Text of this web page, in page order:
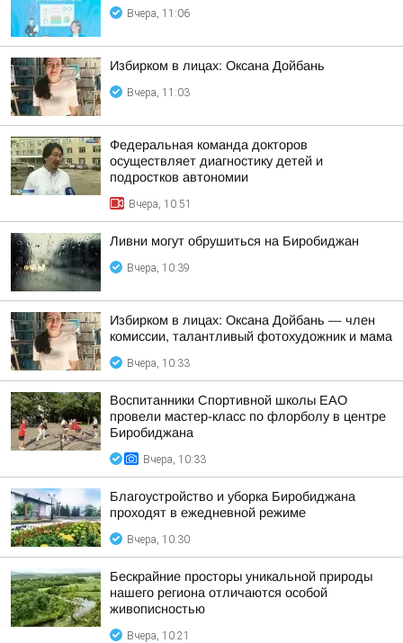
Вчера, 11:06
Избирком в лицах: Оксана Дойбань
Вчера, 11:03
Федеральная команда докторов
осуществляет диагностику детей и
подростков автономии
Вчера, 10:51
Ливни могут обрушиться на Биробиджан
Вчера, 10:39
Избирком в лицах: Оксана Дойбань — член
комиссии, талантливый фотохудожник и мама
Вчера, 10:33
Воспитанники Спортивной школы ЕАО
провели мастер-класс по флорболу в центре
Биробиджана
Вчера, 10:33
Благоустройство и уборка Биробиджана
проходят в ежедневной режиме
Вчера, 10:30
Бескрайние просторы уникальной природы
нашего региона отличаются особой
живописностью
Вчера, 10:21